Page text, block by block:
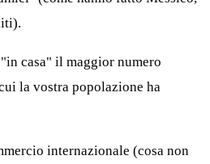
casa" il maggior numero
la vostra popolazione ha
internazionale (cosa non